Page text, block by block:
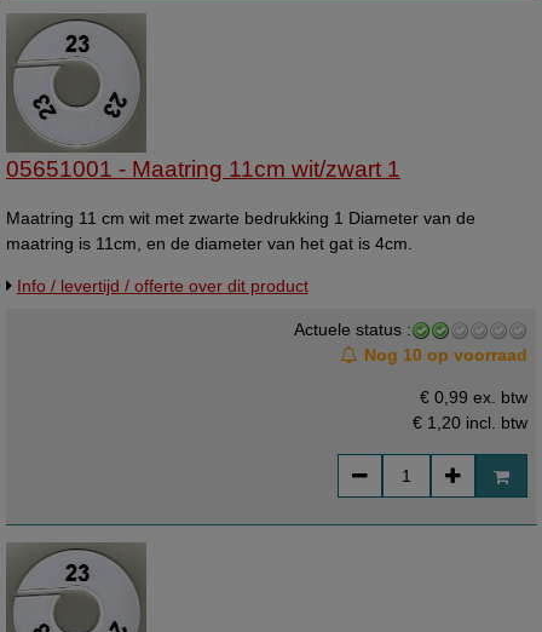
05651001 - Maatring 11cm wit/zwart 1
Maatring 11 cm wit met zwarte bedrukking 1 Diameter van de
maatring is 11cm, en de diameter van het gat is 4cm.
Info / levertijd / offerte over dit product
Actuele status :
Nog 10 op voorraad
€ 0,99 ex. btw
€ 1,20 incl. btw